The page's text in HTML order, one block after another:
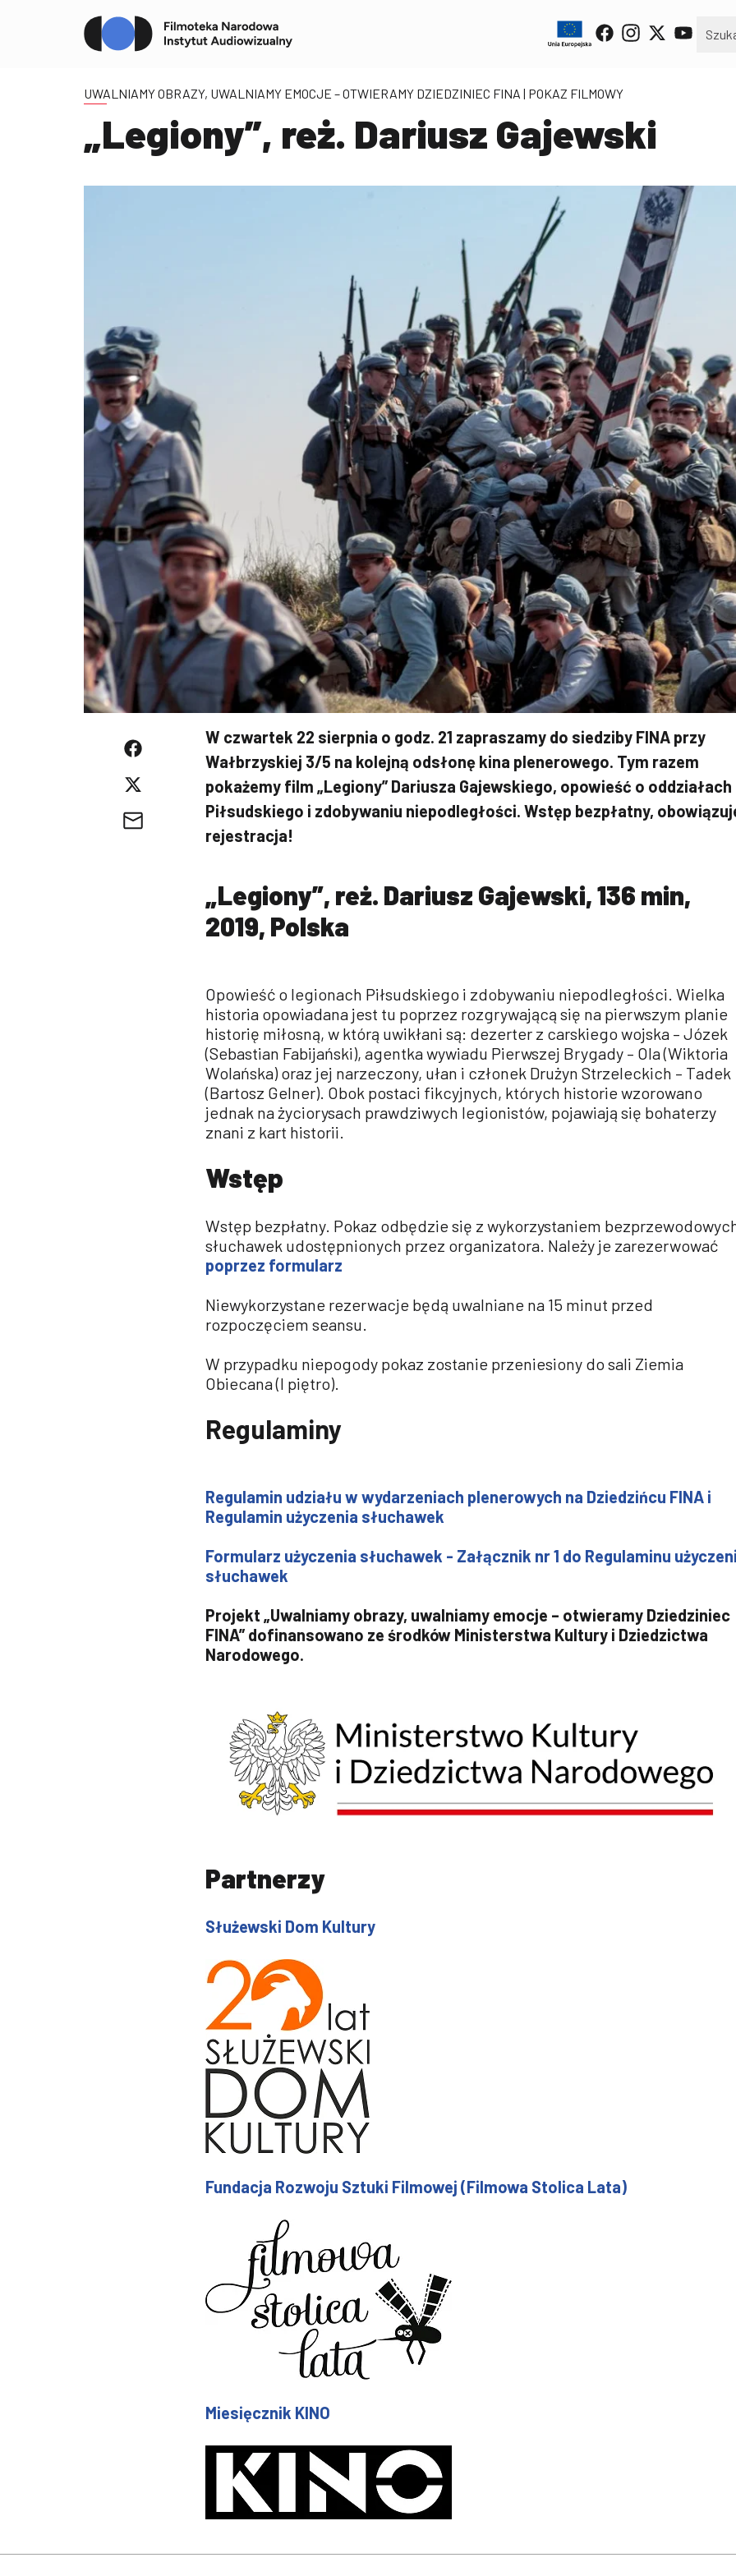
UWALNIAMY OBRAZY, UWALNIAMY EMOCJE – OTWIERAMY DZIEDZINIEC FINA | POKAZ FILMOWY
„Legiony”, reż. Dariusz Gajewski
W czwartek 22 sierpnia o godz. 21 zapraszamy do siedziby FINA przy
Wałbrzyskiej 3/5 na kolejną odsłonę kina plenerowego. Tym razem
pokażemy film „Legiony” Dariusza Gajewskiego, opowieść o oddziałach
Piłsudskiego i zdobywaniu niepodległości. Wstęp bezpłatny,
rejestracja!
„Legiony”, reż. Dariusz Gajewski, 136 min,
2019, Polska
Opowieść o legionach Piłsudskiego i zdobywaniu niepodległości. Wielka
historia opowiadana jest tu poprzez rozgrywającą się na pierwszym planie
historię miłosną, w którą uwikłani są: dezerter z carskiego wojska – Józek
(Sebastian Fabijański), agentka wywiadu Pierwszej Brygady – Ola (Wiktoria
Wolańska) oraz jej narzeczony, ułan i członek Drużyn Strzeleckich – Tadek
(Bartosz Gelner). Obok postaci fikcyjnych, których historie wzorowano
jednak na życiorysach prawdziwych legionistów, pojawiają się bohaterzy
znani z kart historii.
Wstęp
Wstęp bezpłatny. Pokaz odbędzie się z wykorzystaniem
słuchawek udostępnionych przez organizatora. Należy je zarezerwować
poprzez formularz
Niewykorzystane rezerwacje będą uwalniane na 15 minut przed
rozpoczęciem seansu.
W przypadku niepogody pokaz zostanie przeniesiony do sali Ziemia
Obiecana (I piętro).
Regulaminy
Regulamin udziału w wydarzeniach plenerowych na Dziedzińcu FINA i
Regulamin użyczenia słuchawek
Formularz użyczenia słuchawek - Załącznik nr 1 do Regulaminu
słuchawek
Projekt „Uwalniamy obrazy, uwalniamy emocje – otwieramy Dziedziniec
FINA” dofinansowano ze środków Ministerstwa Kultury i Dziedzictwa
Narodowego.
Partnerzy
Służewski Dom Kultury
Fundacja Rozwoju Sztuki Filmowej (Filmowa Stolica Lata)
Miesięcznik KINO